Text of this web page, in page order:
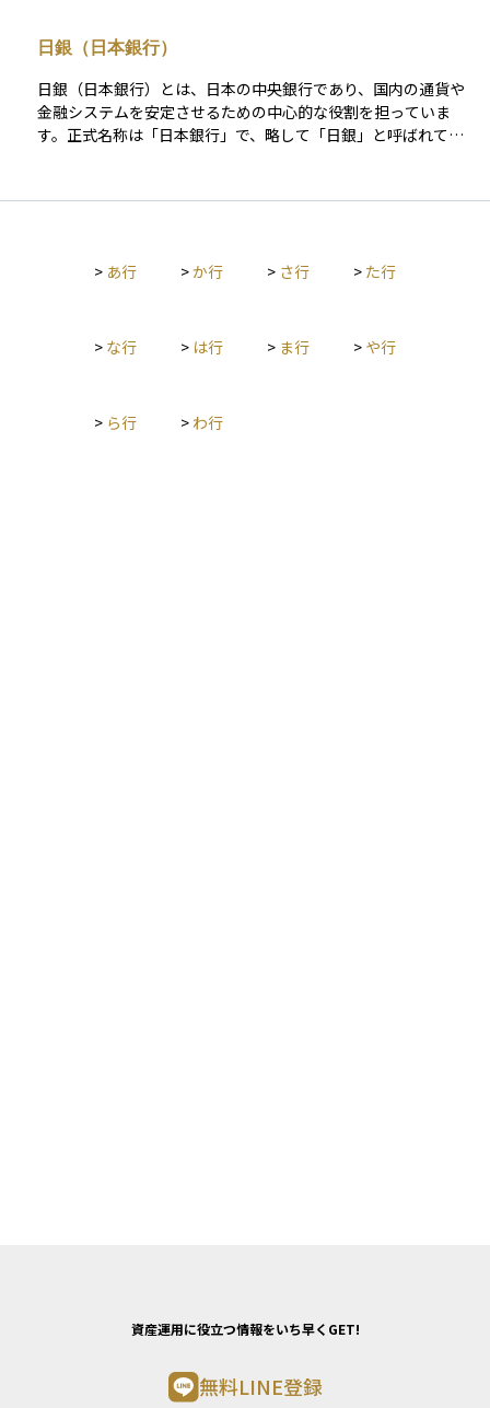
（MBS）などを大規模に買い入れ、金融機関に資金を供給する
ことで、長期金利の低下や資産価格の上昇を促します。これに
より企業や個人の資金調達を容易にし、景気回復やインフレ率
の押し上げを目指します。
日銀（日本銀行）
日銀（日本銀行）とは、日本の中央銀行であり、国内の通貨や
金融システムを安定させるための中心的な役割を担っていま
す。正式名称は「日本銀行」で、略して「日銀」と呼ばれてい
たとえば、景気が落ち込んだときには政策金利を引き下げた
策を講じて物価の安定を図ります。 さらに、金融機関同士の決
うえでは、日銀の政策や会合、総裁の発言が市場に与える影響
> あ行 >か行 > さ行 > た行
> な行 > は行 > ま行 > や行
> ら行 > わ行
資産運用に役立つ情報をいち早くGET!
無料LINE登録